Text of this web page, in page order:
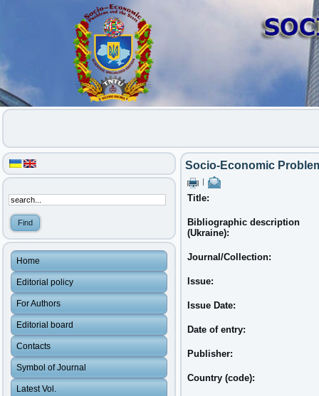
Home
Editorial policy
For Authors
Editorial board
Contacts
Symbol of Journal
Latest Vol.
Socio-Economic
Title:
Bibliographic description
(Ukraine):
Journal/Collection:
Issue:
Issue Date:
Date of entry:
Publisher:
Country (code):